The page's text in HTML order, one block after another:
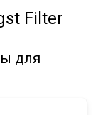
Filter
для